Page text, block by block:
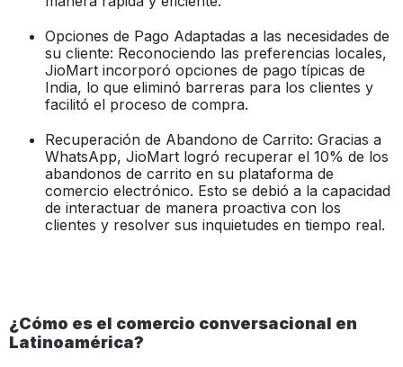
Opciones de Pago Adaptadas a las necesidades de
su cliente: Reconociendo las preferencias locales,
JioMart incorporó opciones de pago típicas de
India, lo que eliminó barreras para los clientes y
facilitó el proceso de compra.
Recuperación de Abandono de Carrito: Gracias a
WhatsApp, JioMart logró recuperar el 10% de los
abandonos de carrito en su plataforma de
comercio electrónico. Esto se debió a la capacidad
de interactuar de manera proactiva con los
clientes y resolver sus inquietudes en tiempo real.
¿Cómo es el comercio conversacional en
Latinoamérica?